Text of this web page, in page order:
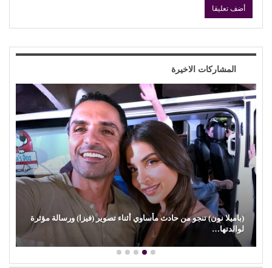
المشاركات الاخيرة
(باميلا نون) تنجو من حادث مأساوي أثناء تصوير (فيزا) ورسالة مؤثرة
لوالدتها…